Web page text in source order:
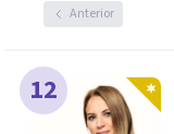
Anterior
12